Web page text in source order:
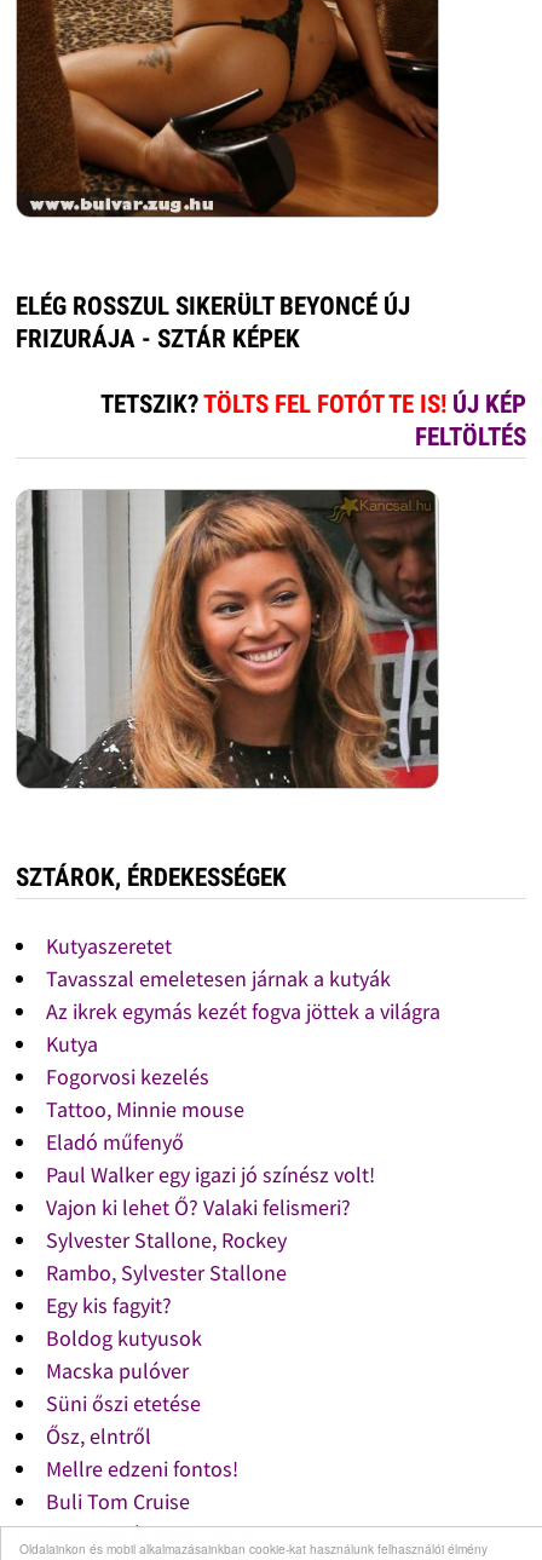
Oldalainkon és mobil alkalmazásainkban cookie-kat használunk felhasználói élmény
ELÉG ROSSZUL SIKERÜLT BEYONCÉ ÚJ
FRIZURÁJA - SZTÁR KÉPEK
TETSZIK?TÖLTS FEL FOTÓT TE IS! ÚJ KÉP
FELTÖLTÉS
SZTÁROK, ÉRDEKESSÉGEK
Kutyaszeretet
Tavasszal emeletesen járnak a kutyák
Az ikrek egymás kezét fogva jöttek a világra
Kutya
Fogorvosi kezelés
Tattoo, Minnie mouse
Eladó műfenyő
Paul Walker egy igazi jó színész volt!
Vajon ki lehet Ő? Valaki felismeri?
Sylvester Stallone, Rockey
Rambo, Sylvester Stallone
Egy kis fagyit?
Boldog kutyusok
Macska pulóver
Süni őszi etetése
Ősz, elntről
Mellre edzeni fontos!
Buli Tom Cruise
Beyonce és Nicki minaj